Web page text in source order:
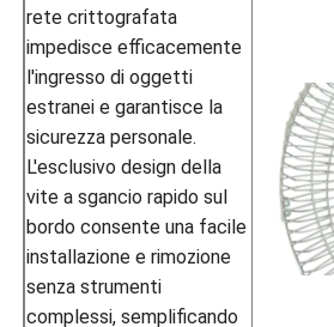
rete crittografata
impedisce efficacemente
l'ingresso di oggetti
estranei e garantisce la
sicurezza personale.
L'esclusivo design della
vite a sgancio rapido sul
bordo consente una facile
installazione e rimozione
senza strumenti
complessi, semplificando